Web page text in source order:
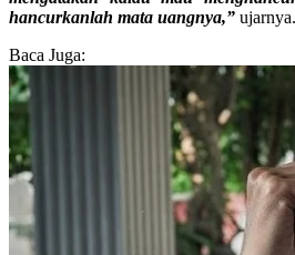
hancurkanlah mata uangnya,” ujarnya.
Baca Juga: